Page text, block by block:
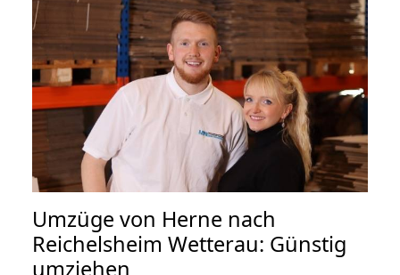
Umzüge von Herne nach
Reichelsheim Wetterau: Günstig
umziehen